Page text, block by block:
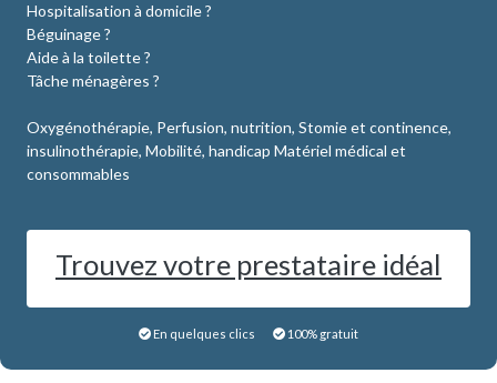
Hospitalisation à domicile ?
Béguinage ?
Aide à la toilette ?
Tâche ménagères ?
Oxygénothérapie, Perfusion, nutrition, Stomie et continence,
insulinothérapie, Mobilité, handicap Matériel médical et
consommables
Trouvez votre prestataire idéal
En quelques clics 100% gratuit